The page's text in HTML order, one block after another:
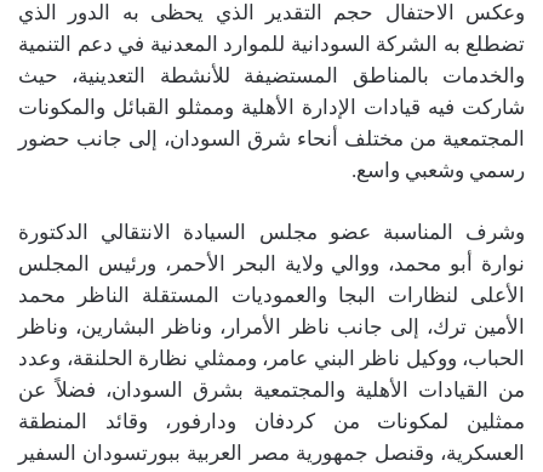
وعكس الاحتفال حجم التقدير الذي يحظى به الدور الذي
تضطلع به الشركة السودانية للموارد المعدنية في دعم التنمية
والخدمات بالمناطق المستضيفة للأنشطة التعدينية، حيث
شاركت فيه قيادات الإدارة الأهلية وممثلو القبائل والمكونات
المجتمعية من مختلف أنحاء شرق السودان، إلى جانب حضور
رسمي وشعبي واسع.
وشرف المناسبة عضو مجلس السيادة الانتقالي الدكتورة
نوارة أبو محمد، ووالي ولاية البحر الأحمر، ورئيس المجلس
الأعلى لنظارات البجا والعموديات المستقلة الناظر محمد
الأمين ترك، إلى جانب ناظر الأمرار، وناظر البشارين، وناظر
الحباب، ووكيل ناظر البني عامر، وممثلي نظارة الحلنقة، وعدد
من القيادات الأهلية والمجتمعية بشرق السودان، فضلاً عن
ممثلين لمكونات من كردفان ودارفور، وقائد المنطقة
العسكرية، وقنصل جمهورية مصر العربية ببورتسودان السفير